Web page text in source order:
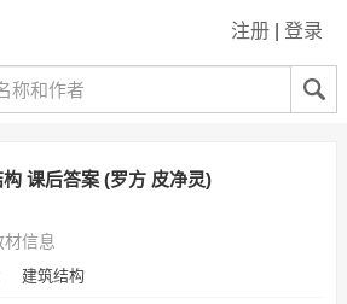
注册 登录
构 课后答案 (罗方 皮净灵)
材信息
建筑结构